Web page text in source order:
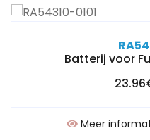
Batterij voor
Meer